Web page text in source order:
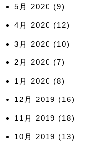
5月 2020 (9)
4月 2020 (12)
3月 2020 (10)
2月 2020 (7)
1月 2020 (8)
12月 2019 (16)
11月 2019 (18)
10月 2019 (13)